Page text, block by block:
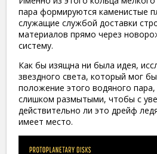
пара формируются каменистые
служащие службой доставки
материалов прямо через
систему.
Как бы изящна ни была идея,
звездного света, который мог
положение этого водяного
слишком размытыми, чтобы с
действительно ли это дрейф
имеет место.